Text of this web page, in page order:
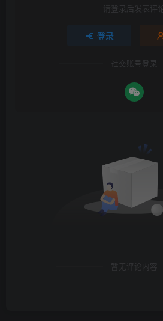
请登录后发表评
登录
社交账号登录
暂无评论内容